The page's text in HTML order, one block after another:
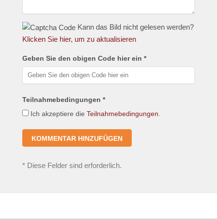
Kann das Bild nicht gelesen werden?
Klicken Sie hier, um zu aktualisieren
Geben Sie den obigen Code hier ein *
Teilnahmebedingungen *
Ich akzeptiere die Teilnahmebedingungen
*Diese Felder sind erforderlich.